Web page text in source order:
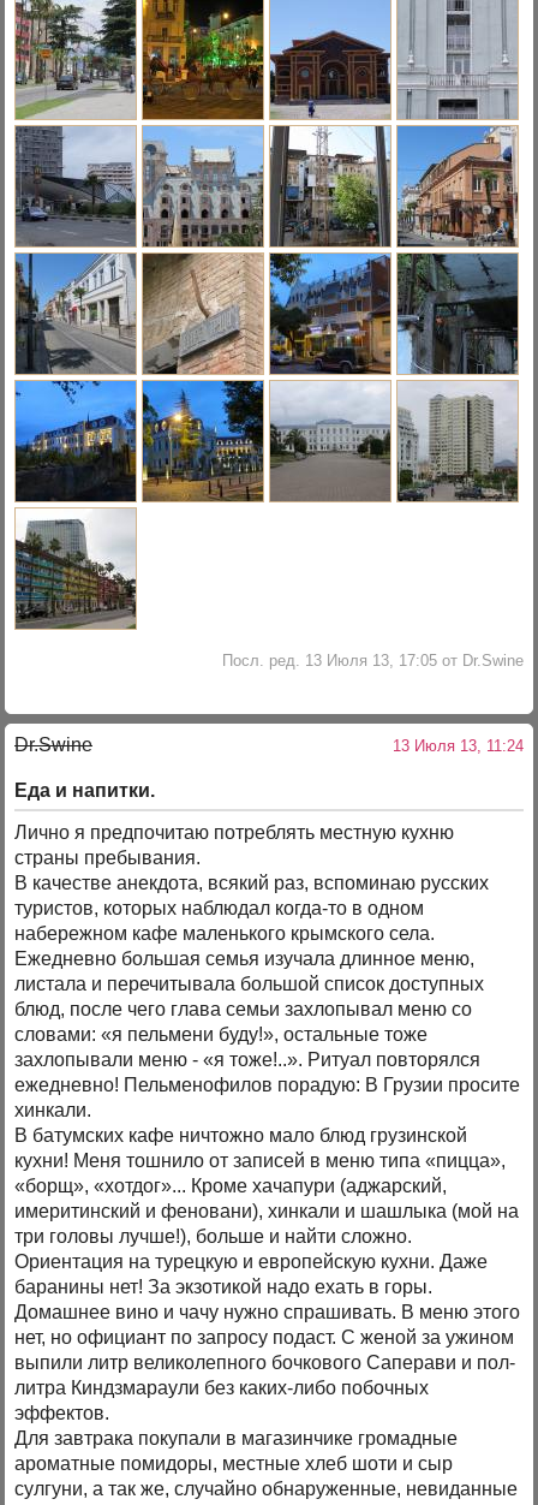
Посл. ред. 13 Июля 13, 17:05 от Dr.Swine
Dr.Swine 13 Июля 13, 11:24
Еда и напитки.
Лично я предпочитаю потреблять местную кухню
страны пребывания.
В качестве анекдота, всякий раз, вспоминаю русских
туристов, которых наблюдал когда-то в одном
набережном кафе маленького крымского села.
Ежедневно большая семья изучала длинное меню,
листала и перечитывала большой список доступных
блюд, после чего глава семьи захлопывал меню со
словами: «я пельмени буду!», остальные тоже
захлопывали меню - «я тоже!..». Ритуал повторялся
ежедневно! Пельменофилов порадую: В Грузии просите
хинкали.
В батумских кафе ничтожно мало блюд грузинской
кухни! Меня тошнило от записей в меню типа «пицца»,
«борщ», «хотдог»... Кроме хачапури (аджарский,
имеритинский и феновани), хинкали и шашлыка (мой на
три головы лучше!), больше и найти сложно.
Ориентация на турецкую и европейскую кухни. Даже
баранины нет! За экзотикой надо ехать в горы.
Домашнее вино и чачу нужно спрашивать. В меню этого
нет, но официант по запросу подаст. С женой за ужином
выпили литр великолепного бочкового Саперави и пол-
литра Киндзмараули без каких-либо побочных
эффектов.
Для завтрака покупали в магазинчике громадные
ароматные помидоры, местные хлеб шоти и сыр
сулгуни, а так же, случайно обнаруженные, невиданные